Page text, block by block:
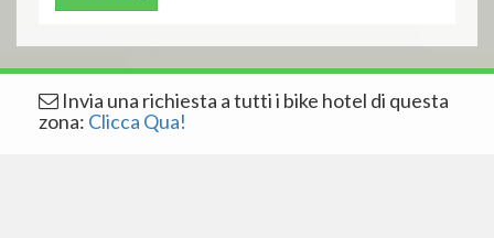
Invia una richiesta a tutti i bike hotel di questa
zona: Clicca Qua!